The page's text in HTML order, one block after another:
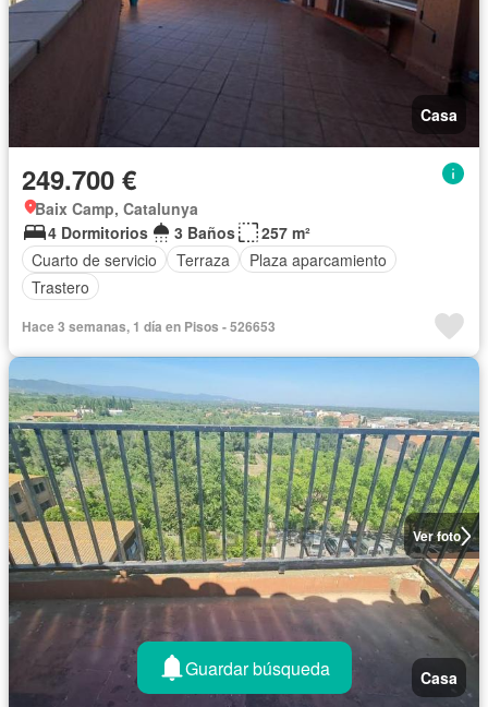
Casa
249.700 €
Baix Camp, Catalunya
4 Dormitorios
3 Baños
257 m²
Cuarto de servicio
Terraza
Plaza aparcamiento
Trastero
Hace 3 semanas, 1 día en Pisos - 526653
Ver foto
Casa
Guardar búsqueda